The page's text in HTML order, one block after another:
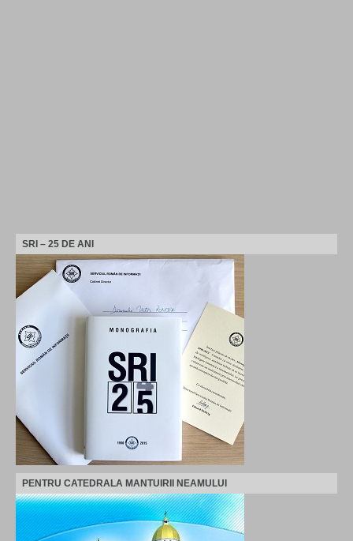
SRI – 25 DE ANI
PENTRU CATEDRALA MANTUIRII NEAMULUI